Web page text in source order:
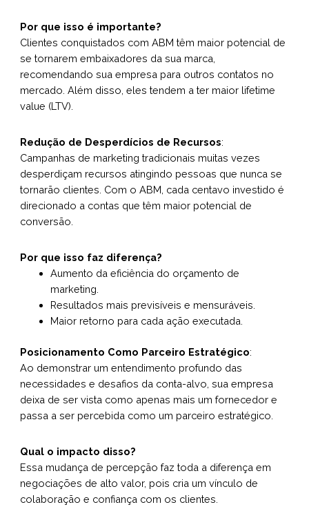
Por que isso é importante?
Clientes conquistados com ABM têm maior potencial de
se tornarem embaixadores da sua marca,
recomendando sua empresa para outros contatos no
mercado. Além disso, eles tendem a ter maior lifetime
value (LTV).
Redução de Desperdícios de Recursos:
Campanhas de marketing tradicionais muitas vezes
desperdiçam recursos atingindo pessoas que nunca se
tornarão clientes. Com o ABM, cada centavo investido é
direcionado a contas que têm maior potencial de
conversão.
Por que isso faz diferença?
Aumento da eficiência do orçamento de
marketing.
Resultados mais previsíveis e mensuráveis.
Maior retorno para cada ação executada.
Posicionamento Como Parceiro Estratégico:
Ao demonstrar um entendimento profundo das
necessidades e desafios da conta-alvo, sua empresa
deixa de ser vista como apenas mais um fornecedor e
passa a ser percebida como um parceiro estratégico.
Qual o impacto disso?
Essa mudança de percepção faz toda a diferença em
negociações de alto valor, pois cria um vínculo de
colaboração e confiança com os clientes.